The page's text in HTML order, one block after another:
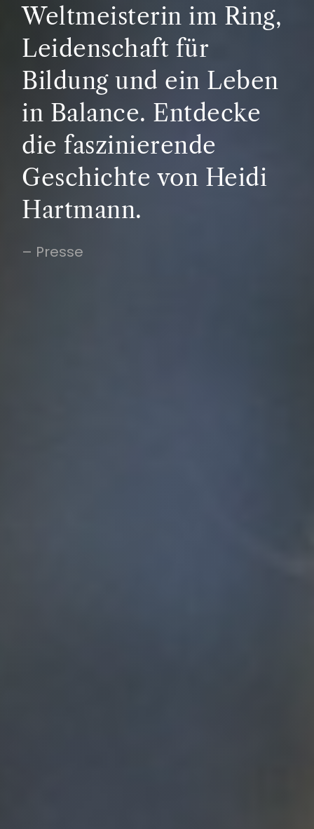
Weltmeisterin im Ring,
Leidenschaft für
Bildung und ein Leben
in Balance. Entdecke
die faszinierende
Geschichte von Heidi
Hartmann.
– Presse